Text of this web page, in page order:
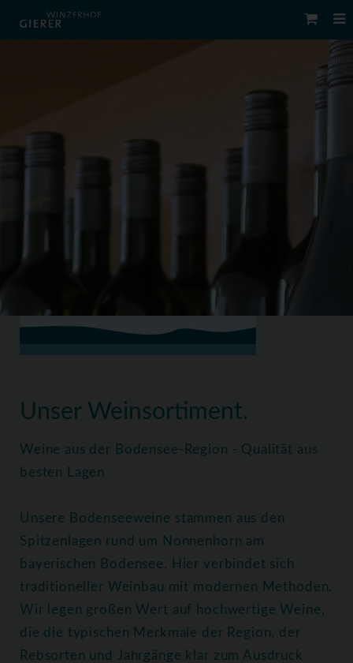
Unser Weinsortiment.
Weine aus der Bodensee-Region - Qualität aus
besten Lagen
Unsere Bodenseeweine stammen aus den
Spitzenlagen rund um Nonnenhorn am
bayerischen Bodensee. Hier verbindet sich
traditioneller Weinbau mit modernen Methoden.
Wir legen großen Wert auf hochwertige Weine,
die die typischen Merkmale der Region, der
Rebsorten und Jahrgänge klar zum Ausdruck